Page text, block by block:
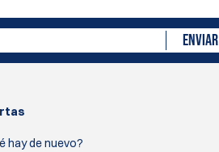
ENVIAR
hay de nuevo?